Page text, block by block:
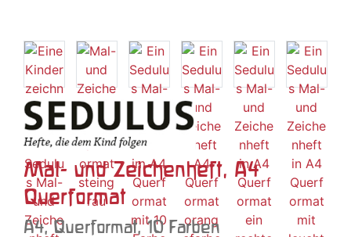
Mal- und Zeichenheft, A4
Querformat
A4, Querformat, 10 Farben